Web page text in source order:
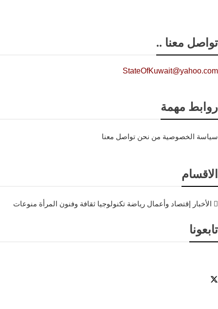
تواصل معنا ..
StateOfKuwait@yahoo.com
روابط مهمة
سياسة الخصوصية من نحن تواصل معنا
الاقسام
الأخبار إقتصاد وأعمال رياضة تكنولوجيا ثقافة وفنون المرأة منوعات
تابعونا